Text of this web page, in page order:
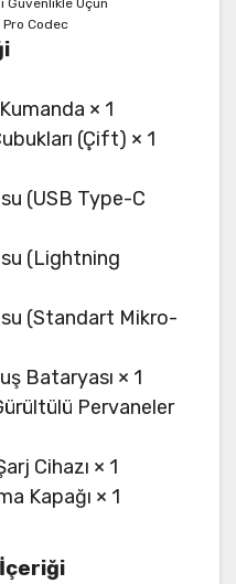
× 1
(Çift) × 1
(USB Type-C
(Lightning
(Standart Mikro-
Bataryası × 1
Pervaneler
Cihazı × 1
Kapağı × 1